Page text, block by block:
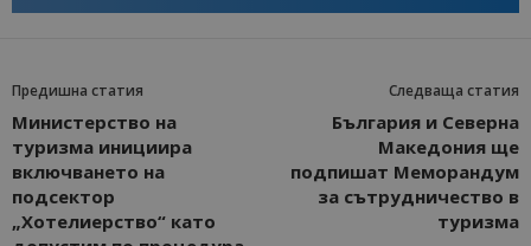
Предишна статия
Министерство на
туризма инициира
включването на
подсектор
„Хотелиерство“ като
Следваща статия
България и Северна
Македония ще
подпишат Меморандум
за сътрудничество в
туризма